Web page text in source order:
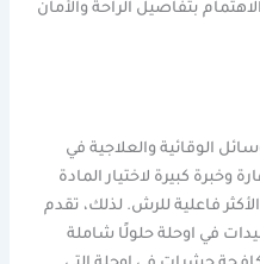
بتفاصيل الراحة والأمان
الوقائية والعلاجية في
كبيرة لاختيار المادة
فاعلية للرش. لذلك، تقدم
في اوحلة حلولًا شاملة